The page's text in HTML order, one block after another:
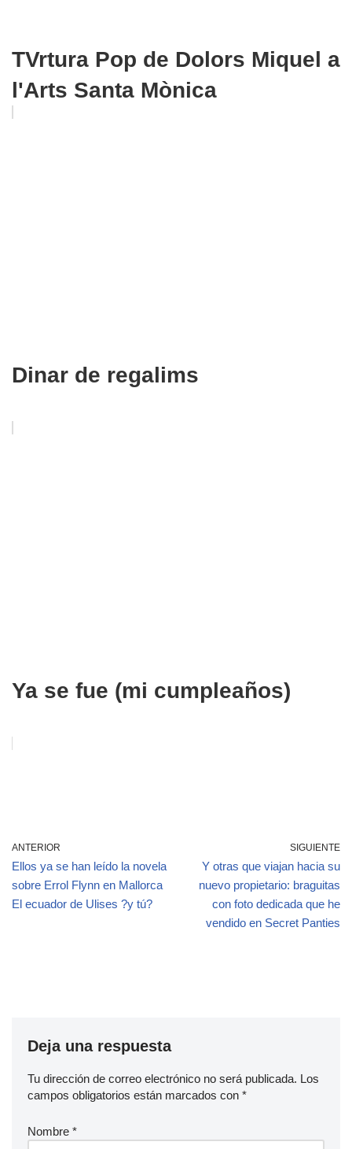
TVrtura Pop de Dolors Miquel a
l'Arts Santa Mònica
Dinar de regalims
Ya se fue (mi cumpleaños)
ANTERIOR
Ellos ya se han leído la novela
sobre Errol Flynn en Mallorca
El ecuador de Ulises ?y tú?
SIGUIENTE
Y otras que viajan hacia su
nuevo propietario: braguitas
con foto dedicada que he
vendido en Secret Panties
Deja una respuesta
Tu dirección de correo electrónico no será publicada. Los
campos obligatorios están marcados con *
Nombre *